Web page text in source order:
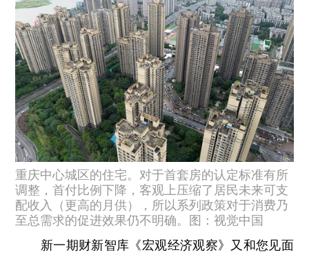
重庆中心城区的住宅。对于首套房的认定标准有所
调整，首付比例下降，客观上压缩了居民未来可支
配收入（更高的月供），所以系列政策对于消费乃
至总需求的促进效果仍不明确。图：视觉中国
新一期财新智库《宏观经济观察》又和您见面